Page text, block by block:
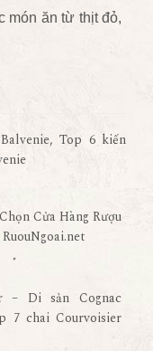
món ăn từ thịt đỏ,
Top 6 kiến
Cửa Hàng Rượu
– Di sản Cognac
7 chai Courvoisier